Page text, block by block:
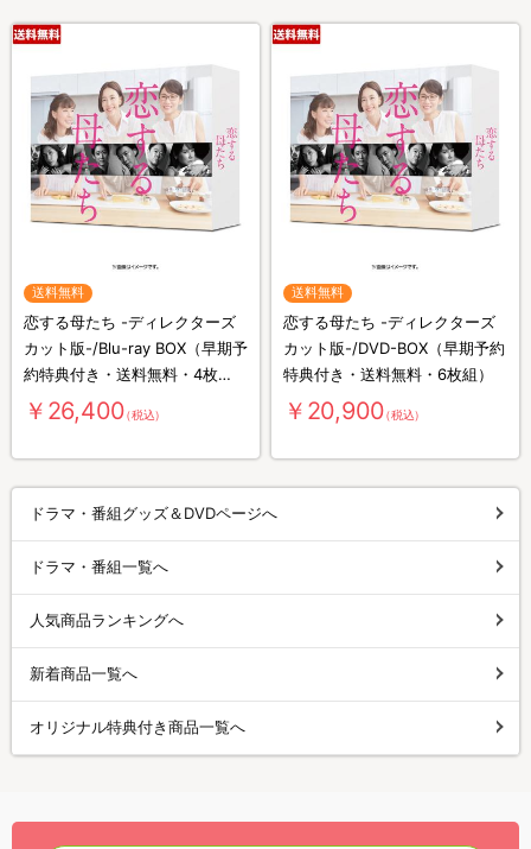
送料無料
恋する母たち -ディレクターズ
カット版-/Blu-ray BOX（早期予
約特典付き・送料無料・4枚
組）
￥26,400（税込）
送料無料
恋する母たち -ディレクターズ
カット版-/DVD-BOX（早期予約
特典付き・送料無料・6枚組）
￥20,900（税込）
ドラマ・番組グッズ＆DVDページへ
ドラマ・番組一覧へ
人気商品ランキングへ
新着商品一覧へ
オリジナル特典付き商品一覧へ